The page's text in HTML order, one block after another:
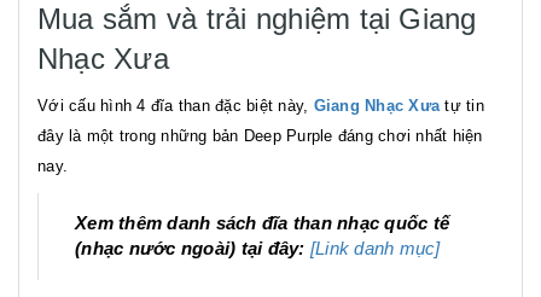
Mua sắm và trải nghiệm tại Giang
Nhạc Xưa
Với cấu hình 4 đĩa than đặc biệt này, Giang Nhạc Xưa tự tin
đây là một trong những bản Deep Purple đáng chơi nhất hiện
nay.
Xem thêm danh sách đĩa than nhạc quốc tế
(nhạc nước ngoài) tại đây: [Link danh mục]